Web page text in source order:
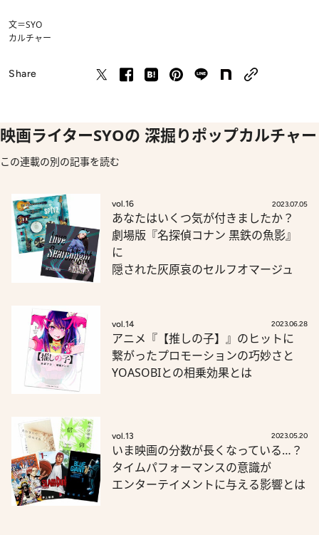
文＝SYO
カルチャー
Share
映画ライターSYOの 深掘りポップカルチャー
この連載の別の記事を読む
vol.16 2023.07.05
あなたはいくつ気が付きましたか？
劇場版『名探偵コナン 黒鉄の魚影』
に
隠された灰原哀のセルフオマージュ
vol.14 2023.06.28
アニメ『【推しの子】』のヒットに
繋がったプロモーションの巧妙さと
YOASOBIとの相乗効果とは
vol.13 2023.05.20
いま映画の分数が長くなっている…？
タイムパフォーマンスの意識が
エンターテイメントに与える影響とは